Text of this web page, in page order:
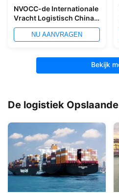
NVOCC-de Internationale
Vracht Logistisch China
van de Luchtvracht aan
de Lucht van de V.S. het
NU AANVRAGEN
Bekijk
De logistiek